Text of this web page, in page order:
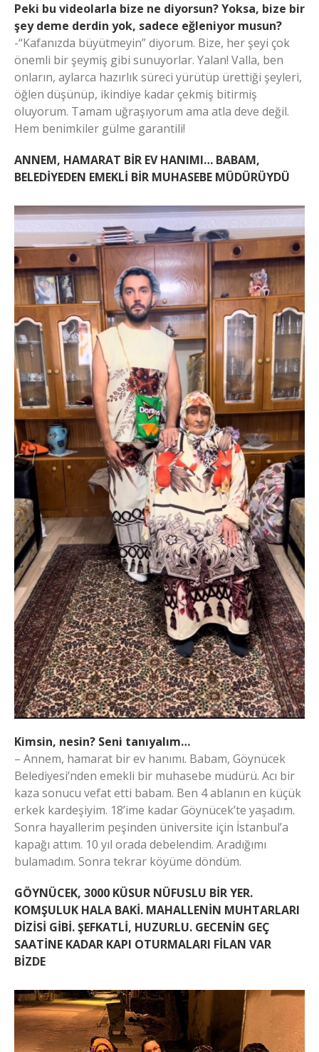
Peki bu videolarla bize ne diyorsun? Yoksa, bize bir
şey deme derdin yok, sadece eğleniyor musun?
-“Kafanızda büyütmeyin” diyorum. Bize, her şeyi çok
önemli bir şeymiş gibi sunuyorlar. Yalan! Valla, ben
onların, aylarca hazırlık süreci yürütüp ürettiği şeyleri,
öğlen düşünüp, ikindiye kadar çekmiş bitirmiş
oluyorum. Tamam uğraşıyorum ama atla deve değil.
Hem benimkiler gülme garantili!
ANNEM, HAMARAT BİR EV HANIMI… BABAM,
BELEDİYEDEN EMEKLİ BİR MUHASEBE MÜDÜRÜYDÜ
Kimsin, nesin? Seni tanıyalım…
– Annem, hamarat bir ev hanımı. Babam, Göynücek
Belediyesi’nden emekli bir muhasebe müdürü. Acı bir
kaza sonucu vefat etti babam. Ben 4 ablanın en küçük
erkek kardeşiyim. 18’ime kadar Göynücek’te yaşadım.
Sonra hayallerim peşinden üniversite için İstanbul’a
kapağı attım. 10 yıl orada debelendim. Aradığımı
bulamadım. Sonra tekrar köyüme döndüm.
GÖYNÜCEK, 3000 KÜSUR NÜFUSLU BİR YER.
KOMŞULUK HALA BAKİ. MAHALLENİN MUHTARLARI
DİZİSİ GİBİ. ŞEFKATLİ, HUZURLU. GECENİN GEÇ
SAATİNE KADAR KAPI OTURMALARI FİLAN VAR
BİZDE